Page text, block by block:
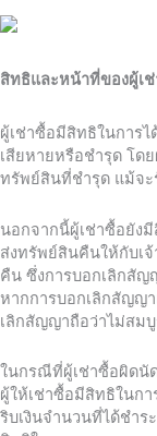
สิทธิและหน้าที่ของผู้เ
ผู้เช่าซื้อมีสิทธิในการ
เสียหายหรือชำรุด โด
ทรัพย์สินที่ชำรุด แม้จะ
นอกจากนี้ผู้เช่าซื้อยัง
ส่งทรัพย์สินคืนให้กับเจ้
คืน ซึ่งการบอกเลิกสั
หากการบอกเลิกสัญญ
เลิกสัญญาถือว่าไม่สม
ในกรณีที่ผู้เช่าซื้อผิดนั
ผู้ให้เช่าซื้อมีสิทธิในก
ริบเงินจำนวนที่ได้ชำร